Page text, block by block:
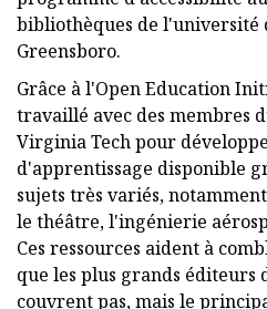
bibliothèques de l'université
Greensboro.
Grâce à l'Open Education
travaillé avec des membres
Virginia Tech pour
d'apprentissage disponible
sujets très variés,
le théâtre, l'ingénierie
Ces ressources aident à
que les plus grands éditeurs
couvrent pas, mais le